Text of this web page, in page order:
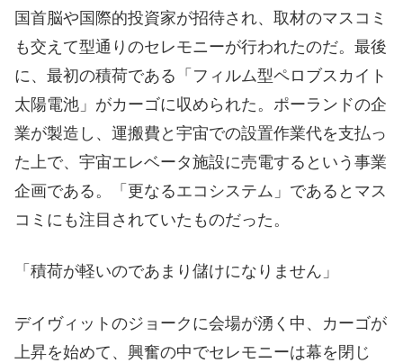
国首脳や国際的投資家が招待され、取材のマスコミ
も交えて型通りのセレモニーが行われたのだ。最後
に、最初の積荷である「フィルム型ペロブスカイト
太陽電池」がカーゴに収められた。ポーランドの企
業が製造し、運搬費と宇宙での設置作業代を支払っ
た上で、宇宙エレベータ施設に売電するという事業
企画である。「更なるエコシステム」であるとマス
コミにも注目されていたものだった。
「積荷が軽いのであまり儲けになりません」
デイヴィットのジョークに会場が湧く中、カーゴが
上昇を始めて、興奮の中でセレモニーは幕を閉じ